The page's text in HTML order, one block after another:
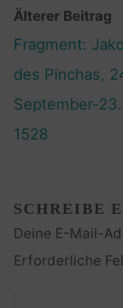
Älterer Beitrag
Fragment:
des Pinchas,
September-
1528
SCHREIBE
Deine E-Mail-
Erforderliche